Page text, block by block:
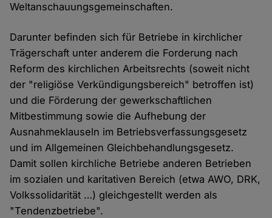
Weltanschauungsgemeinschaften.
Darunter befinden sich für Betriebe in kirchlicher
Trägerschaft unter anderem die Forderung nach
Reform des kirchlichen Arbeitsrechts (soweit nicht
der "religiöse Verkündigungsbereich" betroffen ist)
und die Förderung der gewerkschaftlichen
Mitbestimmung sowie die Aufhebung der
Ausnahmeklauseln im Betriebsverfassungsgesetz
und im Allgemeinen Gleichbehandlungsgesetz.
Damit sollen kirchliche Betriebe anderen Betrieben
im sozialen und karitativen Bereich (etwa AWO, DRK,
Volkssolidarität …) gleichgestellt werden als
"Tendenzbetriebe".